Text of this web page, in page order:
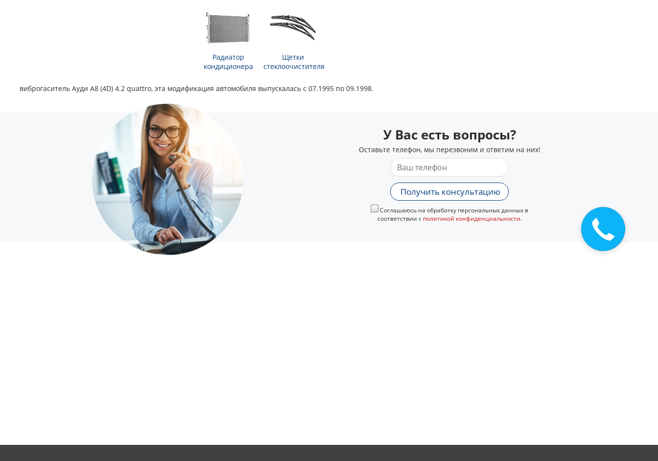
Радиатор
кондиционера
Щетки
стеклоочистителя
виброгаситель Ауди А8 (4D) 4.2 quattro, эта модификация автомобиля выпускалась с 07.1995 по 09.1998.
У Вас есть вопросы?
Оставьте телефон, мы перезвоним и ответим на них!
Получить консультацию
Соглашаюсь на обработку персональных данных в
соответствии с политикой конфиденциальности.